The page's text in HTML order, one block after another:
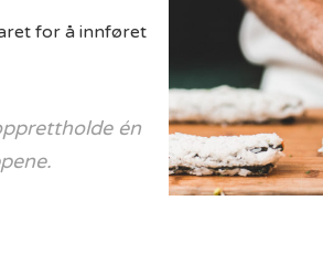
for å innføret
én